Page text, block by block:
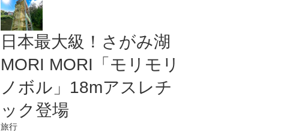
日本最大級！さがみ湖
MORI MORI「モリモリ
ノボル」18mアスレチ
ック登場
旅行